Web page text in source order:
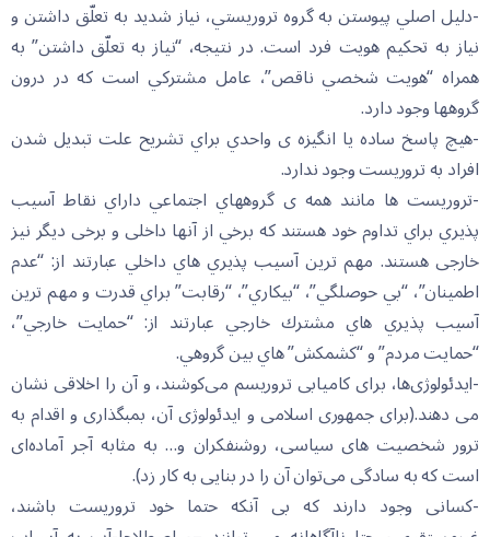
-دلیل اصلي پيوستن به گروه تروريستي، نياز شديد به تعلّق داشتن و
نياز به تحكيم هويت فرد است. در نتيجه، “نياز به تعلّق داشتن” به
همراه “هويت شخصي ناقص”، عامل مشتركي است كه در درون
گروهها وجود دارد.
-هيچ پاسخ ساده يا انگيزه ی واحدي براي تشريح علت تبديل شدن
افراد به تروريست وجود ندارد.
-تروريست ها مانند همه ی گروههاي اجتماعي داراي نقاط آسيب
پذيري براي تداوم خود هستند كه برخي از آنها داخلی و برخی دیگر نیز
خارجی هستند. مهم ترين آسيب پذيري هاي داخلي عبارتند از: “عدم
اطمينان”، “بي حوصلگي”، “بيكاري”، “رقابت” براي قدرت و مهم ترين
آسيب پذيري هاي مشترك خارجي عبارتند از: “حمايت خارجي”،
“حمايت مردم” و “كشمكش” هاي بين گروهي.
-ایدئولوژی‌ها، برای کامیابی تروریسم می‌کوشند، و آن را اخلاقی نشان
می دهند.(برای جمهوری اسلامی و ایدئولوژی آن، بمبگذاری و اقدام به
ترور شخصیت های سیاسی، روشنفکران و… به مثابه آجر آماده‌ای
است که به سادگی می‌توان آن را در بنایی به کار زد).
-کسانی وجود دارند که بی آنکه حتما خود تروریست باشند،